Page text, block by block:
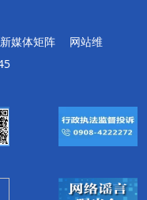
媒体矩阵
网站维